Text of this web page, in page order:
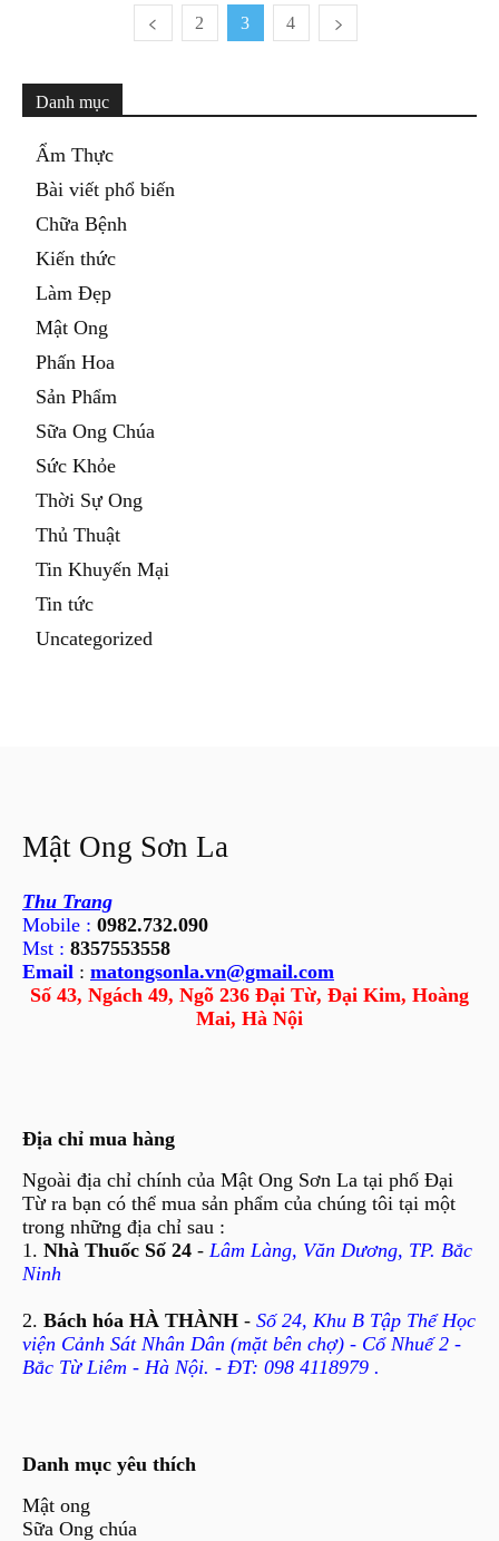
2 3 4
Danh mục
Ẩm Thực
Bài viết phổ biến
Chữa Bệnh
Kiến thức
Làm Đẹp
Mật Ong
Phấn Hoa
Sản Phẩm
Sữa Ong Chúa
Sức Khỏe
Thời Sự Ong
Thủ Thuật
Tin Khuyến Mại
Tin tức
Uncategorized
Mật Ong Sơn La
Thu Trang
Mobile : 0982.732.090
Mst : 8357553558
Email : matongsonla.vn@gmail.com
Số 43, Ngách 49, Ngõ 236 Đại Từ, Đại Kim, Hoàng
Mai, Hà Nội
Địa chỉ mua hàng
Ngoài địa chỉ chính của Mật Ong Sơn La tại phố Đại
Từ ra bạn có thể mua sản phẩm của chúng tôi tại một
trong những địa chỉ sau :
1. Nhà Thuốc Số 24 - Lâm Làng, Văn Dương, TP. Bắc
Ninh
2. Bách hóa HÀ THÀNH - Số 24, Khu B Tập Thể Học
viện Cảnh Sát Nhân Dân (mặt bên chợ) - Cổ Nhuế 2 -
Bắc Từ Liêm - Hà Nội. - ĐT: 098 4118979 .
Danh mục yêu thích
Mật ong
Sữa Ong chúa